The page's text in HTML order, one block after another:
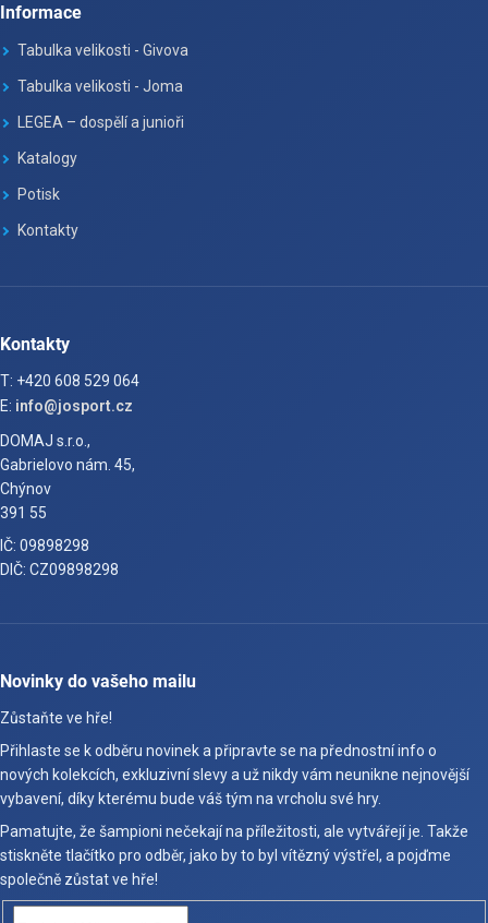
Informace
Tabulka velikosti - Givova
Tabulka velikosti - Joma
LEGEA – dospělí a junioři
Katalogy
Potisk
Kontakty
Kontakty
T: +420 608 529 064
E: info@josport.cz
DOMAJ s.r.o.,
Gabrielovo nám. 45,
Chýnov
391 55
IČ: 09898298
DIČ: CZ09898298
Novinky do vašeho mailu
Zůstaňte ve hře!
Přihlaste se k odběru novinek a připravte se na přednostní info o
nových kolekcích, exkluzivní slevy a už nikdy vám neunikne nejnovější
vybavení, díky kterému bude váš tým na vrcholu své hry.
Pamatujte, že šampioni nečekají na příležitosti, ale vytvářejí je. Takže
stiskněte tlačítko pro odběr, jako by to byl vítězný výstřel, a pojďme
společně zůstat ve hře!